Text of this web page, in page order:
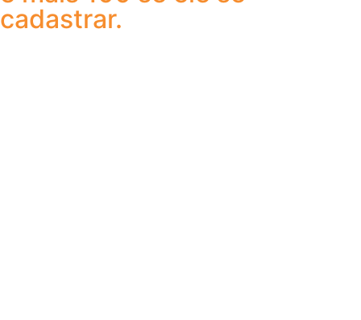
cadastrar.